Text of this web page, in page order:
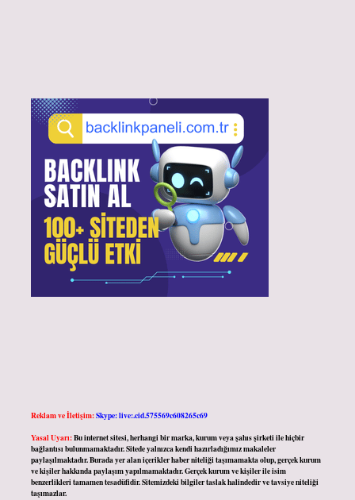
Reklam ve İletişim:Skype: live:.cid.575569c608265c69
Yasal Uyarı:Bu internet sitesi, herhangi bir marka, kurum veya şahıs şirketi ile hiçbir
bağlantısı bulunmamaktadır. Sitede yalnızca kendi hazırladığımız makaleler
paylaşılmaktadır. Burada yer alan içerikler haber niteliği taşımamakta olup, gerçek kurum
ve kişiler hakkında paylaşım yapılmamaktadır. Gerçek kurum ve kişiler ile isim
benzerlikleri tamamen tesadüfidir. Sitemizdeki bilgiler taslak halindedir ve tavsiye niteliği
taşımazlar.